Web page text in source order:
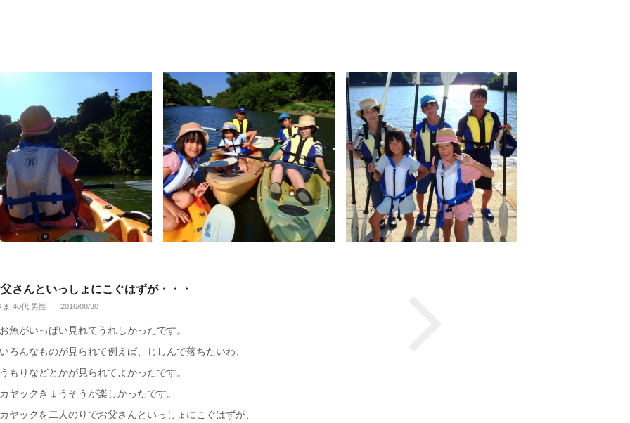
さんといっしょにこぐはずが・・・
ま 40代 男性 2016/08/30
魚がいっぱい見れてうれしかったです。
ろんなものが見られて例えば、じしんで落ちたいわ、
もりなどとかが見られてよかったです。
ヤックきょうそうが楽しかったです。
ヤックを二人のりでお父さんといっしょにこぐはずが、